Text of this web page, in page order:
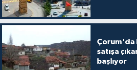
Çorum'da
satışa
başlıyor